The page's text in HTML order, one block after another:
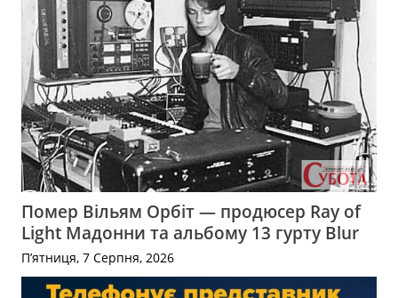
Помер Вільям Орбіт — продюсер Ray of
Light Мадонни та альбому 13 гурту Blur
П’ятниця, 7 Серпня, 2026